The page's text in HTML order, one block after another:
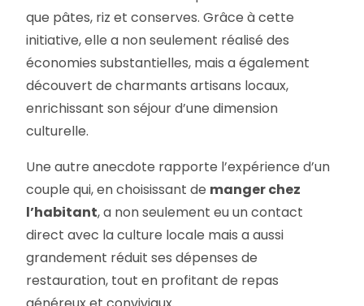
que pâtes, riz et conserves. Grâce à cette
initiative, elle a non seulement réalisé des
économies substantielles, mais a également
découvert de charmants artisans locaux,
enrichissant son séjour d’une dimension
culturelle.
Une autre anecdote rapporte l’expérience d’un
couple qui, en choisissant de manger chez
l’habitant, a non seulement eu un contact
direct avec la culture locale mais a aussi
grandement réduit ses dépenses de
restauration, tout en profitant de repas